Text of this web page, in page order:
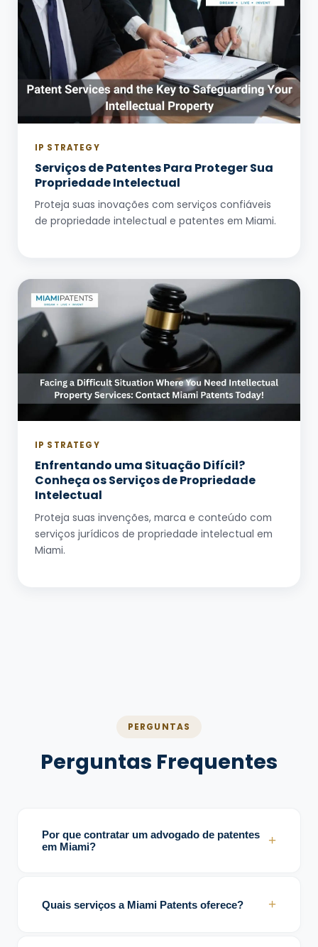
IP STRATEGY
Serviços de Patentes Para Proteger Sua
Propriedade Intelectual
Proteja suas inovações com serviços confiáveis
de propriedade intelectual e patentes em Miami.
IP STRATEGY
Enfrentando uma Situação Difícil?
Conheça os Serviços de Propriedade
Intelectual
Proteja suas invenções, marca e conteúdo com
serviços jurídicos de propriedade intelectual em
Miami.
PERGUNTAS
Perguntas Frequentes
Por que contratar um advogado de patentes
em Miami?
+
direitos intelectuais.
Quais serviços a Miami Patents oferece? +